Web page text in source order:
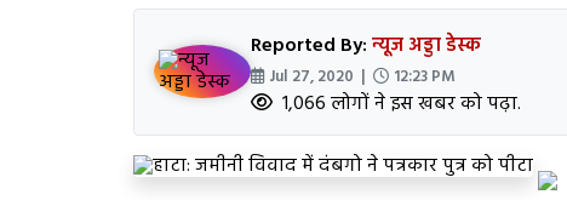
Reported By:न्यूज अड्डा डेस्क
Jul 27, 2020 | 12:23 PM
1,066 लोगों ने इस खबर को पढ़ा.